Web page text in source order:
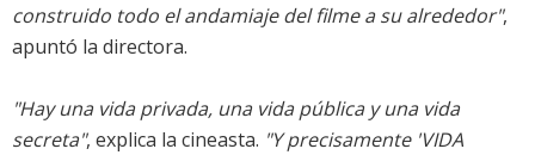
construido todo el andamiaje del filme a su alrededor",
apuntó la directora.
"Hay una vida privada, una vida pública y una vida
secreta", explica la cineasta. "Y precisamente 'VIDA